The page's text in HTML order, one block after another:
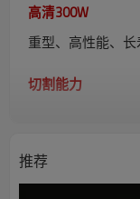
高清300W
重型、高性能、
切割能力
生产穿孔
推荐